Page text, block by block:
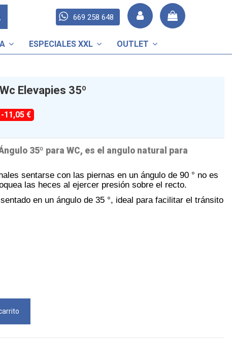
669 258 648
ESPECIALES XXL OUTLET
Elevapies 35º
-11,05 €
35º para WC, es el angulo natural para
sentarse con las piernas en un ángulo de 90 ° no es
las heces al ejercer presión sobre el recto.
en un ángulo de 35 °, ideal para facilitar el tránsito